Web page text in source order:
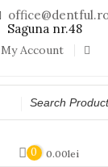
Saguna nr.48
My Account
0 0.00lei